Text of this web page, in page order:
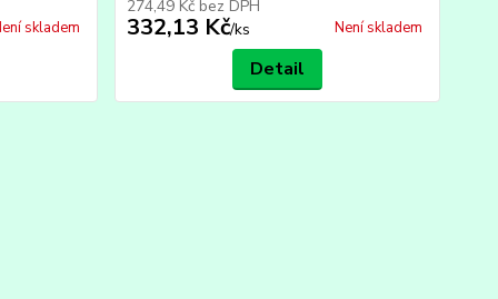
skladem 332,13 Kč/ks
274,49 Kč bez DPH
Není skladem
Detail